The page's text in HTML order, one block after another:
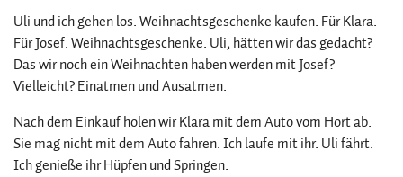
Uli und ich gehen los. Weihnachtsgeschenke kaufen. Für Klara.
Für Josef. Weihnachtsgeschenke. Uli, hätten wir das gedacht?
Das wir noch ein Weihnachten haben werden mit Josef?
Vielleicht? Einatmen und Ausatmen.
Nach dem Einkauf holen wir Klara mit dem Auto vom Hort ab.
Sie mag nicht mit dem Auto fahren. Ich laufe mit ihr. Uli fährt.
Ich genieße ihr Hüpfen und Springen.